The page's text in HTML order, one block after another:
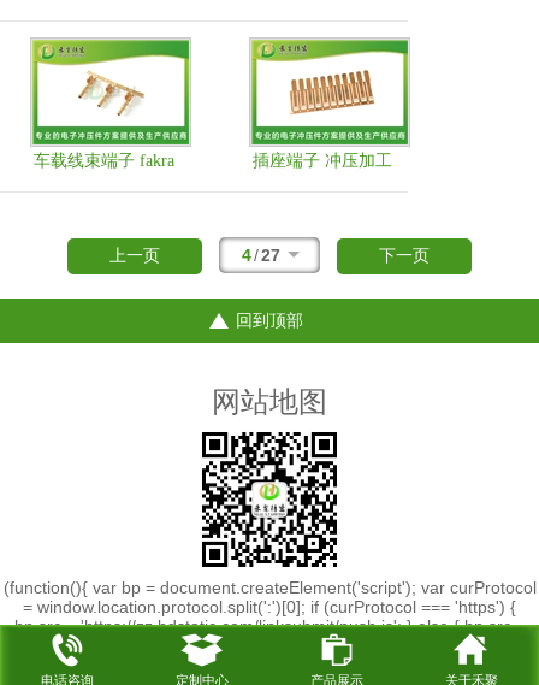
高速连续冲压厂家
感器外壳件
车载线束端子 fakra
线束端子
插座端子 冲压加工
精密冲压加工厂家
上一页 4/27 下一页
回到顶部
网站地图
电话咨询 定制中心 产品展示 关于禾聚
(function(){ var bp = document.createElement('script'); var curProtocol
= window.location.protocol.split(':')[0]; if (curProtocol === 'https') {
bp.src = 'https://zz.bdstatic.com/linksubmit/push.js'; } else { bp.src =
'http://push.zhanzhang.baidu.com/push.js'; } var s =
document.getElementsByTagName("script")[0];